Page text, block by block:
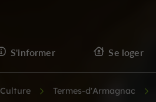
S'informer Se loger
Culture Termes-d'Armagnac